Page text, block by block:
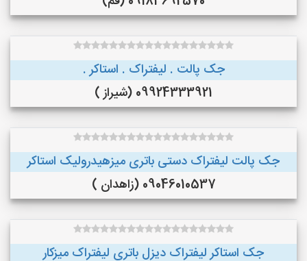
جک پالت . لیفتراک . استاکر .
09924333921 (شیراز )
جک پالت لیفتراک دستی باتری میزهیدرولیک استاکر
09046010537 (زاهدان )
جک استاکر لیفتراک دیزل باتری لیفتراک میزکار